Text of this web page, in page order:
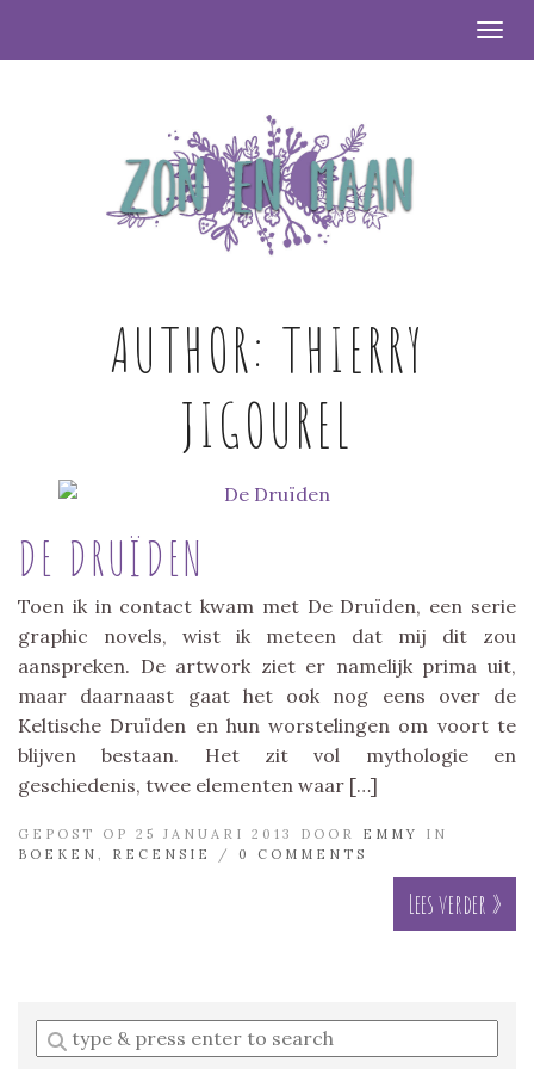
AUTHOR: THIERRY
JIGOUREL
DE DRUÏDEN
Toen ik in contact kwam met De Druïden, een serie
graphic novels, wist ik meteen dat mij dit zou
aanspreken. De artwork ziet er namelijk prima uit,
maar daarnaast gaat het ook nog eens over de
Keltische Druïden en hun worstelingen om voort te
blijven bestaan. Het zit vol mythologie en
geschiedenis, twee elementen waar […]
GEPOST OP 25 JANUARI 2013 DOOR EMMY
IN
BOEKEN
RECENSIE / 0 COMMENTS
Lees verder »
Enter
a